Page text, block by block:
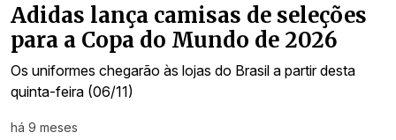
Adidas lança camisas de seleções
para a Copa do Mundo de 2026
Os uniformes chegarão às lojas do Brasil a partir desta
quinta-feira (06/11)
há 9 meses